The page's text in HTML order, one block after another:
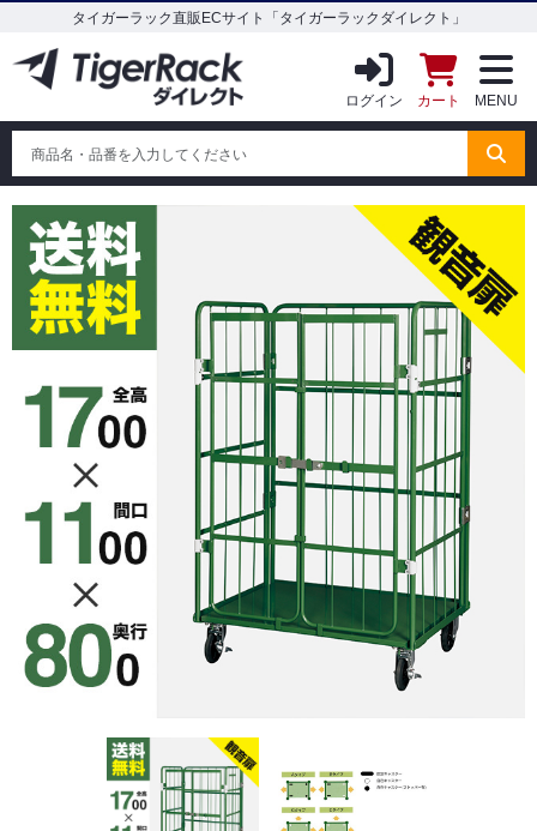
タイガーラック直販ECサイト「タイガーラックダイレクト」
ログイン カート MENU